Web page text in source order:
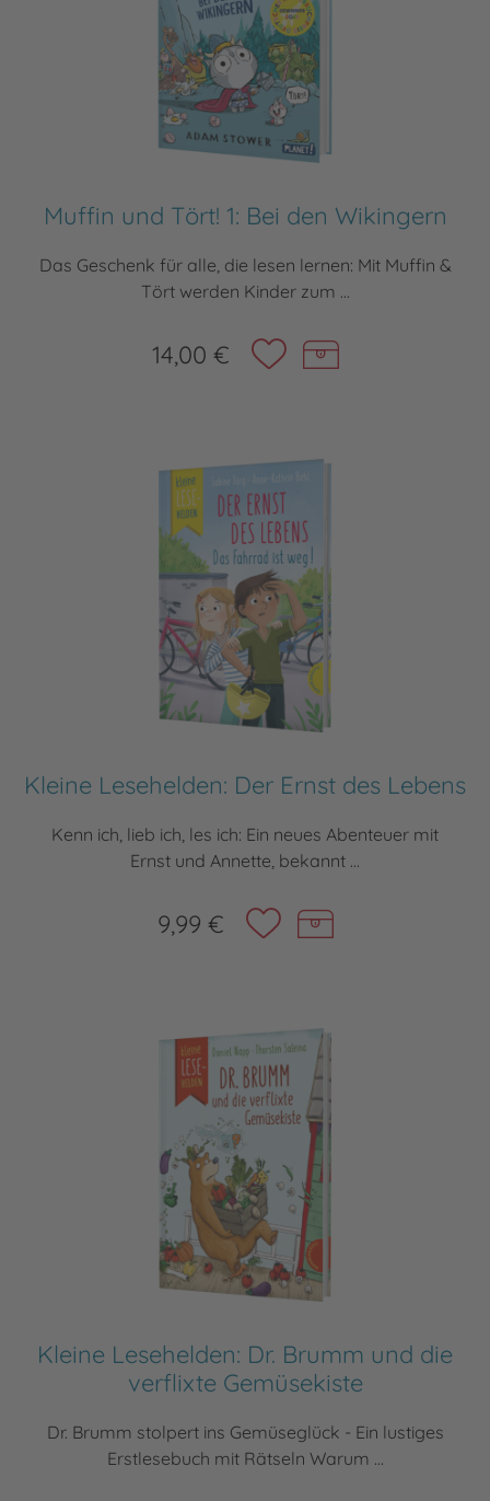
Muffin und Tört! 1: Bei den Wikingern
Das Geschenk für alle, die lesen lernen: Mit Muffin &
Tört werden Kinder zum ...
14,00 €
Kleine Lesehelden: Der Ernst des Lebens
Kenn ich, lieb ich, les ich: Ein neues Abenteuer mit
Ernst und Annette, bekannt ...
9,99 €
Kleine Lesehelden: Dr. Brumm und die
verflixte Gemüsekiste
Dr. Brumm stolpert ins Gemüseglück - Ein lustiges
Erstlesebuch mit Rätseln Warum ...